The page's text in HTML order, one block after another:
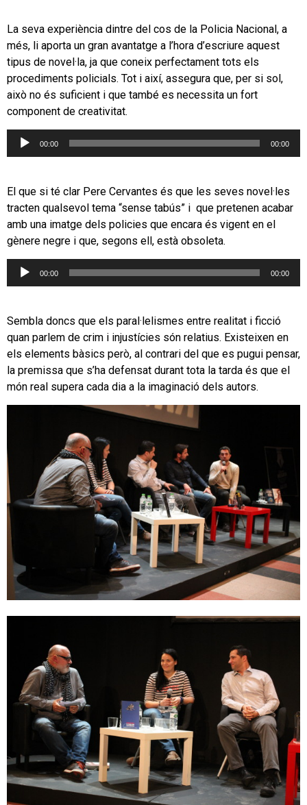
La seva experiència dintre del cos de la Policia Nacional, a
més, li aporta un gran avantatge a l’hora d’escriure aquest
tipus de novel·la, ja que coneix perfectament tots els
procediments policials. Tot i així, assegura que, per si sol,
això no és suficient i que també es necessita un fort
component de creativitat.
Reproductor
00:00 00:00
El que si té clar Pere Cervantes és que les seves novel·les
tracten qualsevol tema “sense tabús” i que pretenen acabar
amb una imatge dels policies que encara és vigent en el
gènere negre i que, segons ell, està obsoleta.
Reproductor
00:00 00:00
Sembla doncs que els paral·lelismes entre realitat i ficció
quan parlem de crim i injustícies són relatius. Existeixen en
els elements bàsics però, al contrari del que es pugui pensar,
la premissa que s’ha defensat durant tota la tarda és que el
món real supera cada dia a la imaginació dels autors.